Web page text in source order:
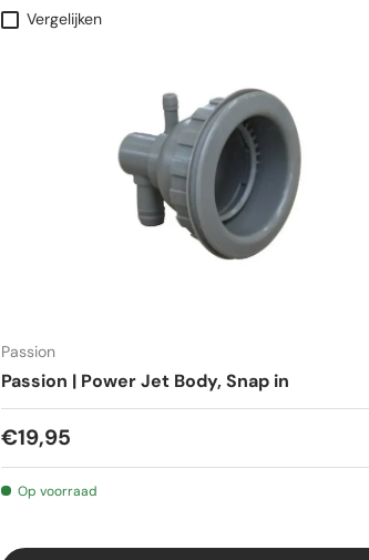
Vergelijken
Passion
Passion | Power Jet Body, Snap in
€19,95
Op voorraad